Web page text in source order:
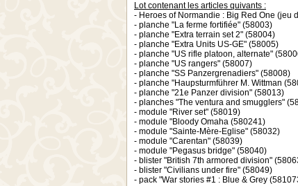
Lot contenant les articles quivants :
- Heroes of Normandie : Big Red One (jeu
- planche "La ferme fortifiée" (58003)
- planche "Extra terrain set 2" (58004)
- planche "Extra Units US-GE" (58005)
- planche "US rifle platoon, alternate"
- planche "US rangers" (58007)
- planche "SS Panzergrenadiers" (58008)
- planche "Haupsturmführer M. Wittman
- planche "21e Panzer division" (58013)
- planches "The ventura and smugglers"
- module "River set" (58019)
- module "Bloody Omaha (580241)
- module "Sainte-Mère-Eglise" (58032)
- module "Carentan" (58039)
- module "Pegasus bridge" (58040)
- blister "British 7th armored division"
- blister "Civilians under fire" (58049)
- pack "War stories #1 : Blue & Grey